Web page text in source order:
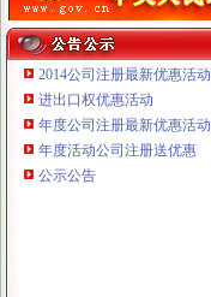
本站导航
2014公司注册最新优惠活动
进出口权优惠活动
年度公司注册最新优惠活动
年度活动公司注册送优惠
公示公告